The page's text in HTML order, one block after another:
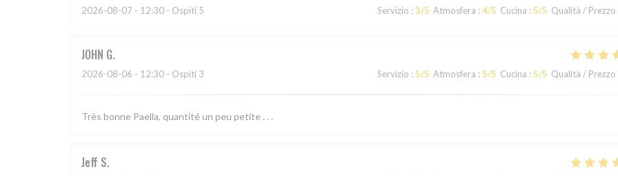
2026-08-07 - 12:30 - Ospiti 5 Servizio : 3/5 Atmosfera : 4/5 Cucina : 5/5 Qualità / Prezzo
JOHN G
2026-08-06 - 12:30 - Ospiti 3 Servizio : 5/5 Atmosfera : 5/5 Cucina : 5/5 Qualità / Prezzo
Très bonne Paella, quantité un peu petite . . .
Jeff S